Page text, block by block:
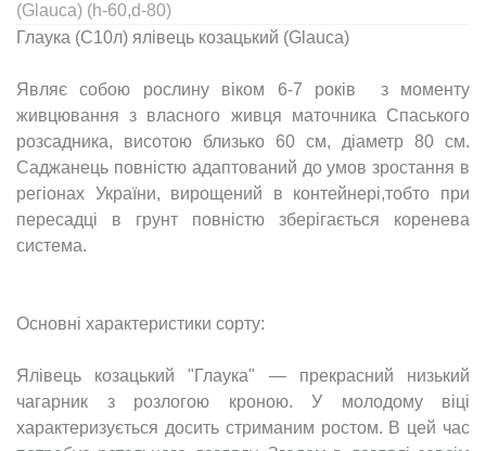
(Glauca) (h-60,d-80)
Глаука (С10л) ялівець козацький (Glauca)
Являє собою рослину віком 6-7 років з моменту
живцювання з власного живця маточника Спаського
розсадника, висотою близько 60 см, діаметр 80 см.
Саджанець повністю адаптований до умов зростання в
регіонах України, вирощений в контейнері,тобто при
пересадці в грунт повністю зберігається коренева
система.
Основні характеристики сорту:
Ялівець козацький "Глаука" — прекрасний низький
чагарник з розлогою кроною. У молодому віці
характеризується досить стриманим ростом. В цей час